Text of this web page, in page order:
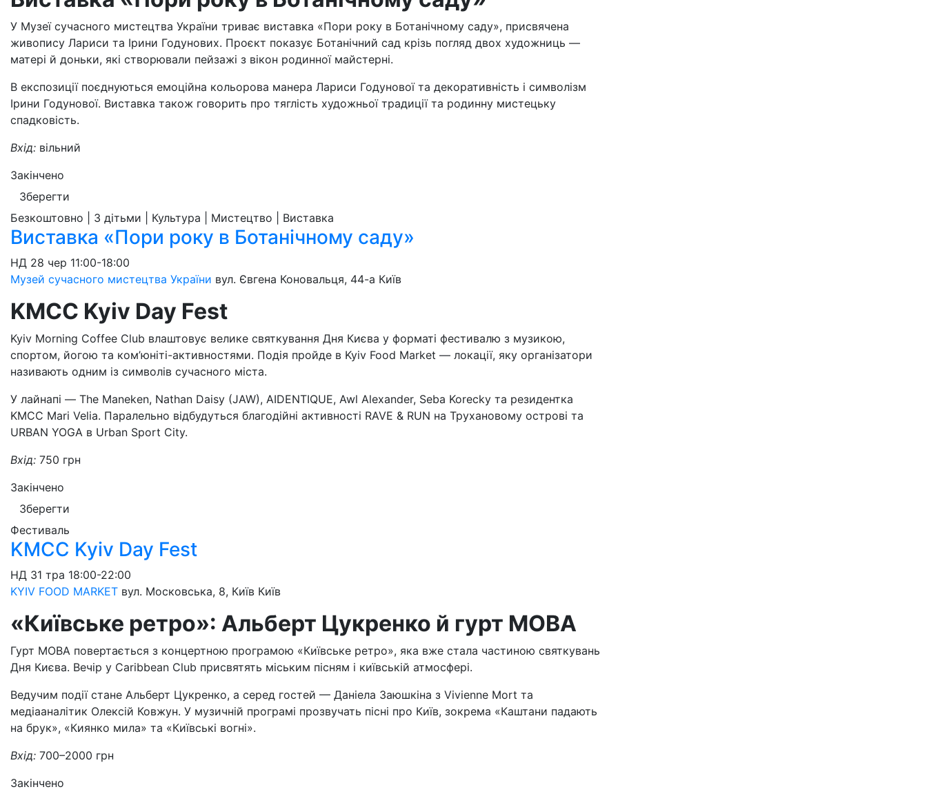
У Музеї сучасного мистецтва України триває виставка «Пори року в Ботанічному саду», присвячена
живопису Лариси та Ірини Годунових. Проєкт показує Ботанічний сад крізь погляд двох художниць —
матері й доньки, які створювали пейзажі з вікон родинної майстерні.
В експозиції поєднуються емоційна кольорова манера Лариси Годунової та декоративність і символізм
Ірини Годунової. Виставка також говорить про тяглість художньої традиції та родинну мистецьку
спадковість.
Вхід: вільний
Закінчено
Зберегти
Безкоштовно | З дітьми | Культура | Мистецтво | Виставка
Виставка «Пори року в Ботанічному саду»
НД 28 чер 11:00-18:00
Музей сучасного мистецтва України вул. Євгена Коновальця, 44-а Київ
KMCC Kyiv Day Fest
Kyiv Morning Coffee Club влаштовує велике святкування Дня Києва у форматі фестивалю з музикою,
спортом, йогою та ком’юніті-активностями. Подія пройде в Kyiv Food Market — локації, яку організатори
називають одним із символів сучасного міста.
У лайнапі — The Maneken, Nathan Daisy (JAW), AIDENTIQUE, Awl Alexander, Seba Korecky та резидентка
KMCC Mari Velia. Паралельно відбудуться благодійні активності RAVE & RUN на Трухановому острові та
URBAN YOGA в Urban Sport City.
Вхід: 750 грн
Закінчено
Зберегти
Фестиваль
KMCC Kyiv Day Fest
НД 31 тра 18:00-22:00
KYIV FOOD MARKET вул. Московська, 8, Київ Київ
«Київське ретро»: Альберт Цукренко й гурт МОВА
Гурт МОВА повертається з концертною програмою «Київське ретро», яка вже стала частиною святкувань
Дня Києва. Вечір у Caribbean Club присвятять міським пісням і київській атмосфері.
Ведучим події стане Альберт Цукренко, а серед гостей — Даніела Заюшкіна з Vivienne Mort та
медіааналітик Олексій Ковжун. У музичній програмі прозвучать пісні про Київ, зокрема «Каштани падають
на брук», «Киянко мила» та «Київські вогні».
Вхід: 700–2000 грн
Закінчено